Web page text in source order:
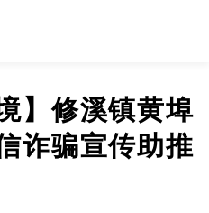
】修溪镇黄埠
诈骗宣传助推